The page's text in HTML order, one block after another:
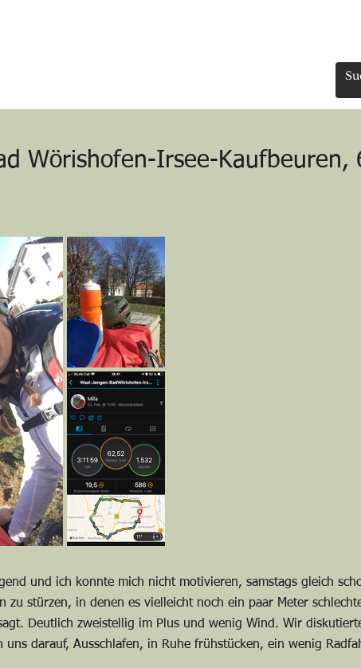
Wörishofen-Irsee-Kaufbeuren,
und ich konnte mich nicht motivieren, samstags gleich
zu stürzen, in denen es vielleicht noch ein paar Meter
Deutlich zweistellig im Plus und wenig Wind. Wir
uns darauf, Ausschlafen, in Ruhe frühstücken, ein wenig